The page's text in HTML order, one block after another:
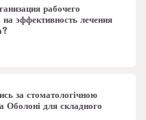
рабочего
на эффективность лечения
за стоматологічною
Оболоні для складного